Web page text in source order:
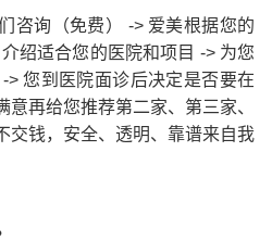
咨询（免费） -> 爱美根据您的
绍适合您的医院和项目 -> 为您
> 您到医院面诊后决定是否要在
意再给您推荐第二家、第三家、
交钱，安全、透明、靠谱来自我